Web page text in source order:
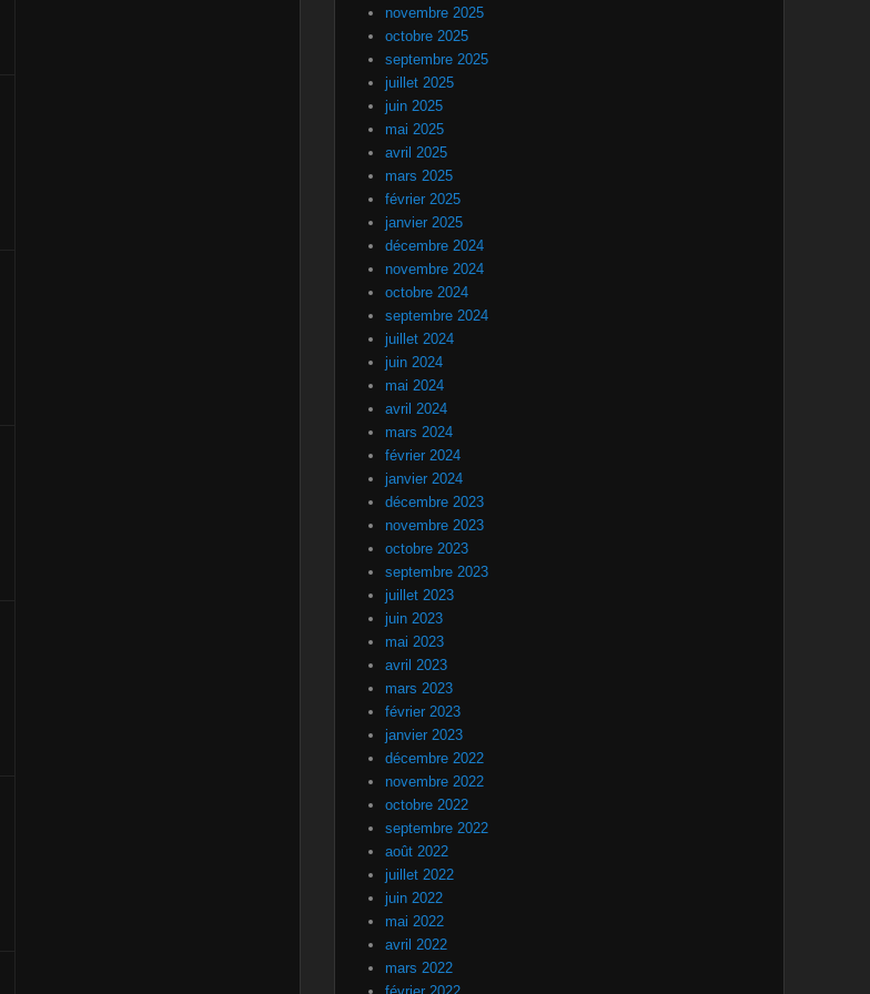
novembre 2025
octobre 2025
septembre 2025
juillet 2025
juin 2025
mai 2025
avril 2025
mars 2025
février 2025
janvier 2025
décembre 2024
novembre 2024
octobre 2024
septembre 2024
juillet 2024
juin 2024
mai 2024
avril 2024
mars 2024
février 2024
janvier 2024
décembre 2023
novembre 2023
octobre 2023
septembre 2023
juillet 2023
juin 2023
mai 2023
avril 2023
mars 2023
février 2023
janvier 2023
décembre 2022
novembre 2022
octobre 2022
septembre 2022
août 2022
juillet 2022
juin 2022
mai 2022
avril 2022
mars 2022